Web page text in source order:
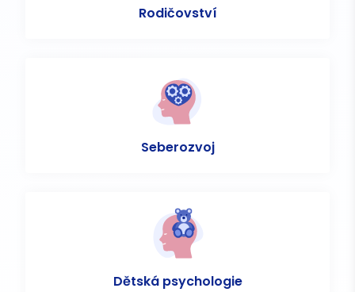
Rodičovství
Seberozvoj
Dětská psychologie